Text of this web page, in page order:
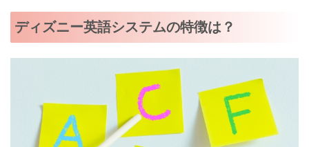
ディズニー英語システムの特徴は？